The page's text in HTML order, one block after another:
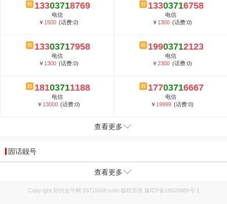
13303718769
电信
￥ 1500 (话费:0)
13303716758
电信
￥ 1300 (话费:0)
13303717958
电信
￥ 1300 (话费:0)
19903712123
电信
￥2300 (话费:0)
18103711188
电信
￥ 13000 (话费:0)
17703716667
电信
￥ 19999 (话费:0)
查看更多
固话靓号
查看更多
Copyright 郑州全号网 03715666.com 版权所有 豫ICP备19026889号-1